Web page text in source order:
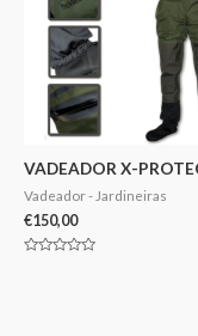
VADEADOR X-
Vadeador - Jardineiras
€150,00